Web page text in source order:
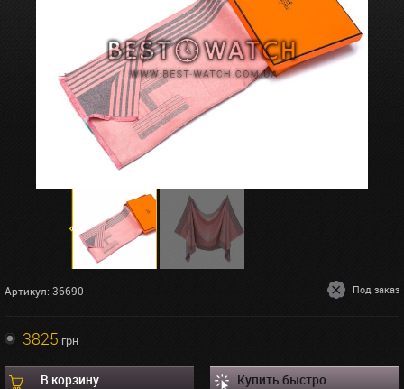
Артикул: 36690 Под заказ
3825 грн
В корзину Купить быстро